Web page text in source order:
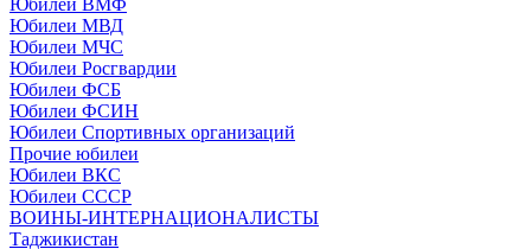
Юбилеи ВМФ
Юбилеи МВД
Юбилеи МЧС
Юбилеи Росгвардии
Юбилеи ФСБ
Юбилеи ФСИН
Юбилеи Спортивных организаций
Прочие юбилеи
Юбилеи ВКС
Юбилеи СССР
ВОИНЫ-ИНТЕРНАЦИОНАЛИСТЫ
Таджикистан